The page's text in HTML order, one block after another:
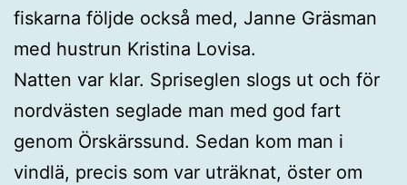
fiskarna följde också med, Janne Gräsman
med hustrun Kristina Lovisa.
Natten var klar. Spriseglen slogs ut och för
nordvästen seglade man med god fart
genom Örskärssund. Sedan kom man i
vindlä, precis som var uträknat, öster om